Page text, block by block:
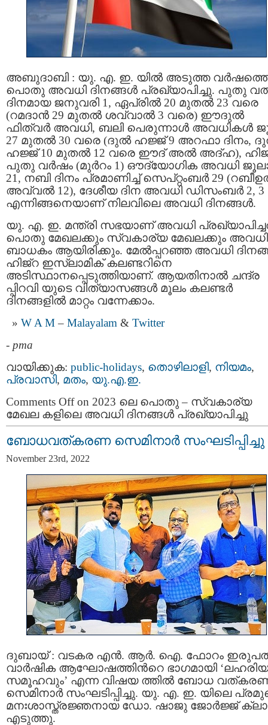
അബുദാബി : യു. എ. ഇ. യില്‍ അടുത്ത
പൊതു അവധി ദിനങ്ങള്‍ പ്രഖ്യാപിച്ചു. പുതു
ദിനമായ ജനുവരി 1, ഏപ്രില്‍ 20 മുതല്‍ 23 വരെ
(റമദാൻ 29 മുതൽ ശവ്വാൽ 3 വരെ) ഈദുൽ
ഫിത്വർ അവധി, ബലി പെരുന്നാള്‍ അവധികള്‍
27 മുതല്‍ 30 വരെ (ദുൽ ഹജ്ജ് 9 അറഫാ ദിനം,
ഹജ്ജ് 10 മുതൽ 12 വരെ ഈദ് അൽ അദ്ഹ),
പുതു വര്‍ഷം (മുര്‍റം 1) ഔദ്യോഗിക അവധി
21, നബി ദിനം പ്രമാണിച്ച് സെപ്റ്റംബര്‍ 29
അവ്വല്‍ 12), ദേശീയ ദിന അവധി ഡിസംബർ 2, 3
എന്നിങ്ങനെയാണ് നിലവിലെ അവധി ദിനങ്ങൾ.
യു. എ. ഇ. മന്ത്രി സഭയാണ് അവധി
പൊതു മേഖലക്കും സ്വകാര്യ മേഖലക്കും അവധി
ബാധകം ആയിരിക്കും. മേല്‍പ്പറഞ്ഞ അവധി
ഹിജ്‌റ ഇസ്ലാമിക് കലണ്ടറിനെ
അടിസ്ഥാനപ്പെടുത്തിയാണ്. ആയതിനാല്‍ ചന്ദ്ര
പ്പിറവി യുടെ വിത്യാസങ്ങള്‍ മൂലം കലണ്ടര്‍
ദിനങ്ങളില്‍ മാറ്റം വന്നേക്കാം.
W A M– Malayalam & Twitter
- pma
വായിക്കുക: public-holidays, തൊഴിലാളി, നിയമം,
പ്രവാസി, മതം, യു.എ.ഇ.
Comments Offon 2023 ലെ പൊതു – സ്വകാര്യ
മേഖല കളിലെ അവധി ദിനങ്ങൾ പ്രഖ്യാപിച്ചു
ബോധവത്കരണ സെമിനാർ സംഘടിപ്പിച്ചു
November 23rd, 2022
ദുബായ് : വടകര എൻ. ആർ. ഐ. ഫോറം
വാർഷിക ആഘോഷത്തിന്‍റെ ഭാഗമായി
സമൂഹവും’ എന്ന വിഷയ ത്തിൽ ബോധ
സെമിനാർ സംഘടിപ്പിച്ചു. യു. എ. ഇ. യിലെ
മനഃശാസ്ത്രജ്ഞനായ ഡോ. ഷാജു ജോർജ്ജ്
എടുത്തു.